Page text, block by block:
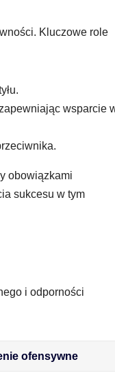
Kluczowe role
wsparcie
obowiązkami
sukcesu w tym
i odporności
ofensywne